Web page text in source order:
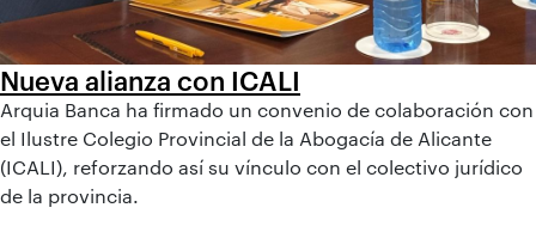
Nueva alianza con ICALI
Arquia Banca ha firmado un convenio de colaboración con
el Ilustre Colegio Provincial de la Abogacía de Alicante
(ICALI), reforzando así su vínculo con el colectivo jurídico
de la provincia.